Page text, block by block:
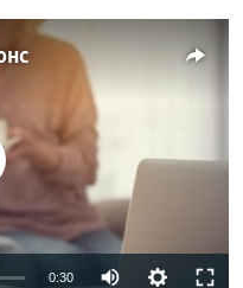
available
0:30